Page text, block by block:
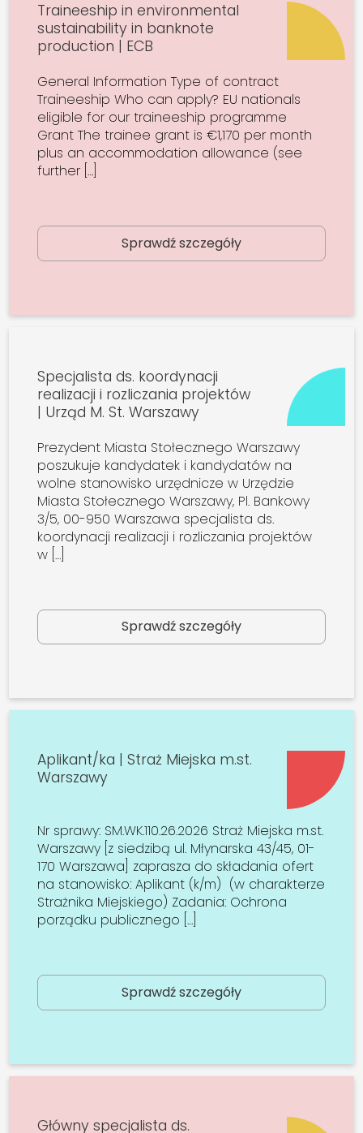
Traineeship in environmental
sustainability in banknote
production | ECB
General Information Type of contract
Traineeship Who can apply? EU nationals
eligible for our traineeship programme
Grant The trainee grant is €1,170 per month
plus an accommodation allowance (see
further […]
Sprawdź szczegóły
Specjalista ds. koordynacji
realizacji i rozliczania projektów
| Urząd M. St. Warszawy
Prezydent Miasta Stołecznego Warszawy
poszukuje kandydatek i kandydatów na
wolne stanowisko urzędnicze w Urzędzie
Miasta Stołecznego Warszawy, Pl. Bankowy
3/5, 00-950 Warszawa specjalista ds.
koordynacji realizacji i rozliczania projektów
w […]
Sprawdź szczegóły
Aplikant/ka | Straż Miejska m.st.
Warszawy
Nr sprawy: SM.WK.110.26.2026 Straż Miejska m.st.
Warszawy [z siedzibą ul. Młynarska 43/45, 01-
170 Warszawa] zaprasza do składania ofert
na stanowisko: Aplikant (k/m) (w charakterze
Strażnika Miejskiego) Zadania: Ochrona
porządku publicznego […]
Sprawdź szczegóły
Główny specjalista ds.